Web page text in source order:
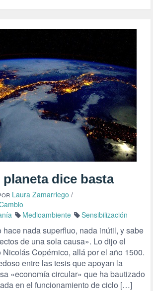
dice basta
Laura Zamarriego /
Medioambiente Sensibilización
hace nada superfluo, nada inútil, y sabe
de una sola causa». Lo dijo el
Copérnico, allá por el año 1500.
entre las tesis que apoyan la
«economía circular» que ha bautizado
en el funcionamiento de ciclo […]